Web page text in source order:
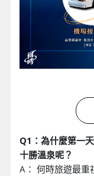
Q1：為什麼第一
十勝溫泉呢？
A： 何時旅遊最重